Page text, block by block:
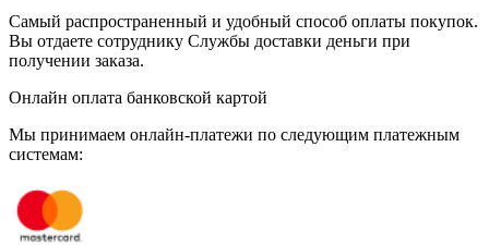
Самый распространенный и удобный способ оплаты покупок.
Вы отдаете сотруднику Службы доставки деньги при
получении заказа.
Онлайн оплата банковской картой
Мы принимаем онлайн-платежи по cледующим платежным
системам: